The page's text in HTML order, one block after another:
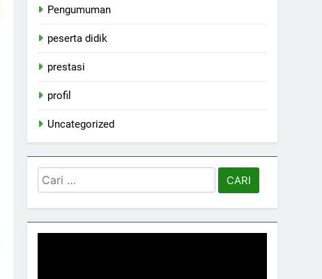
Pengumuman
peserta didik
prestasi
profil
Uncategorized
Cari
untuk: